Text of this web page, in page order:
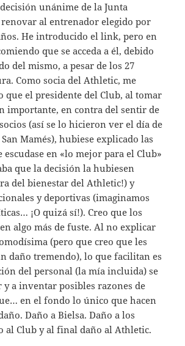
unánime de la Junta
al entrenador elegido por
He introducido el link, pero en
que se acceda a él, debido
del mismo, a pesar de los 27
Como socia del Athletic, me
que el presidente del Club, al tomar
importante, en contra del sentir de
(así se lo hicieron ver el día de
Mamés), hubiese explicado las
escudase en «lo mejor para el Club»
que la decisión la hubiesen
del bienestar del Athletic!) y
y deportivas (imaginamos
¡O quizá sí!). Creo que los
algo más de fuste. Al no explicar
(pero que creo que les
daño tremendo), lo que facilitan es
del personal (la mía incluida) se
y a inventar posibles razones de
en el fondo lo único que hacen
Daño a Bielsa. Daño a los
al Club y al final daño al Athletic.